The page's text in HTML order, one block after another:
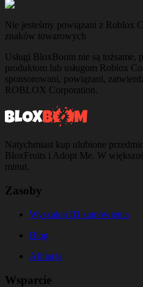
Nie jesteśmy powiązani z Roblox
znaków towarowych
Usługi BloxBoom nie są tożsame,
produktom lub usługom Roblox
sponsorowani, powiązani,
ROBLOX Corporation.
Natychmiast kup ulubione
BloxFruits i Adopt Me. W
minut.
Zasoby
Wyszukaj ID zamówienia
Blog
Afiliacja
Wsparcie